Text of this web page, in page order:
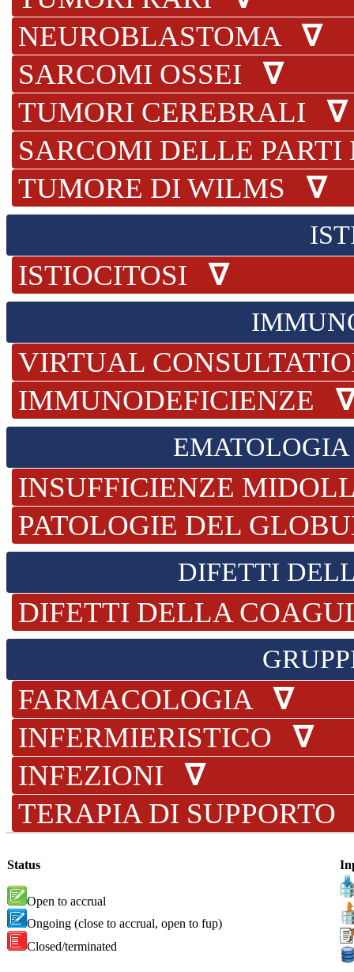
NEUROBLASTOMA ∇
SARCOMI OSSEI ∇
TUMORI CEREBRALI ∇
SARCOMI DELLE
TUMORE DI WILMS ∇
ISTIOCITOSI ∇
VIRTUAL
IMMUNODEFICIENZE
INSUFFICIENZE
PATOLOGIE DEL
DIFETTI
DIFETTI DELLA
FARMACOLOGIA ∇
INFERMIERISTICO ∇
INFEZIONI ∇
TERAPIA DI
Status
Open to accrual
Ongoing (close to accrual, open to fup)
Closed/terminated